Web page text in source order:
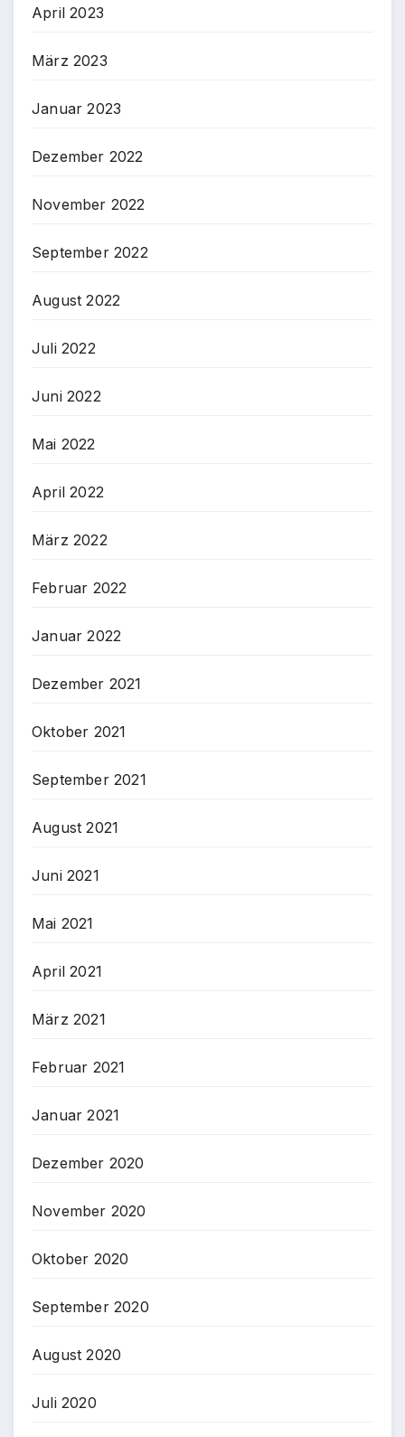
April 2023
März 2023
Januar 2023
Dezember 2022
November 2022
September 2022
August 2022
Juli 2022
Juni 2022
Mai 2022
April 2022
März 2022
Februar 2022
Januar 2022
Dezember 2021
Oktober 2021
September 2021
August 2021
Juni 2021
Mai 2021
April 2021
März 2021
Februar 2021
Januar 2021
Dezember 2020
November 2020
Oktober 2020
September 2020
August 2020
Juli 2020